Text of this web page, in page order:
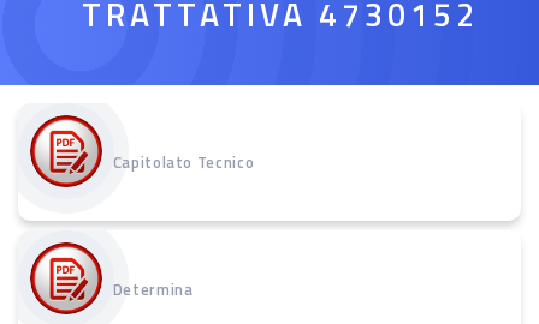
TRATTATIVA 4730152
Capitolato Tecnico
Determina